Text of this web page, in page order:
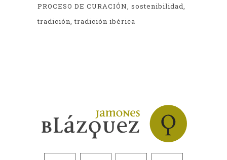
PROCESO DE CURACIÓN sostenibilidad
tradición tradición ibérica